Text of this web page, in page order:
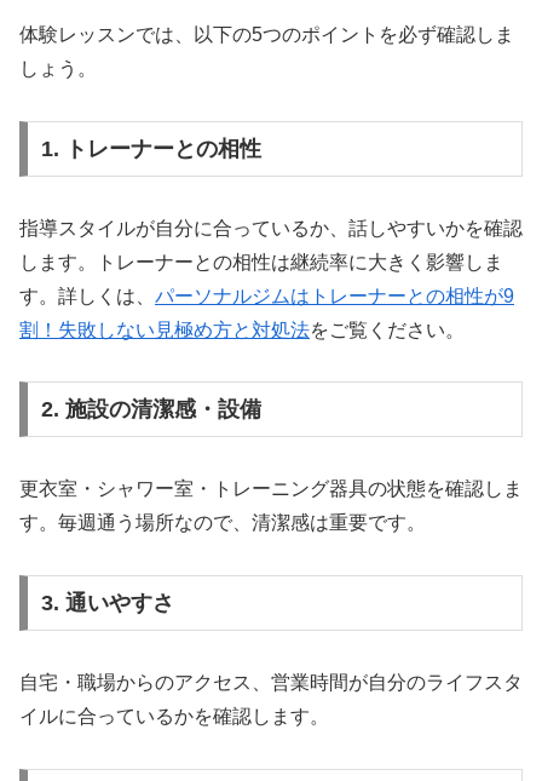
体験レッスンでは、以下の5つのポイントを必ず確認しま
しょう。
1. トレーナーとの相性
指導スタイルが自分に合っているか、話しやすいかを確認
します。トレーナーとの相性は継続率に大きく影響しま
す。詳しくは、 パーソナルジムはトレーナーとの相性が9
割！失敗しない見極め方と対処法をご覧ください。
2. 施設の清潔感・設備
更衣室・シャワー室・トレーニング器具の状態を確認しま
す。毎週通う場所なので、清潔感は重要です。
3. 通いやすさ
自宅・職場からのアクセス、営業時間が自分のライフスタ
イルに合っているかを確認します。